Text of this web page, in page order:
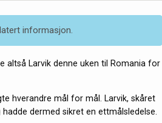
informasjon.
altså Larvik denne uken til Romania for
hverandre mål for mål. Larvik, skåret
dermed sikret en ettmålsledelse.